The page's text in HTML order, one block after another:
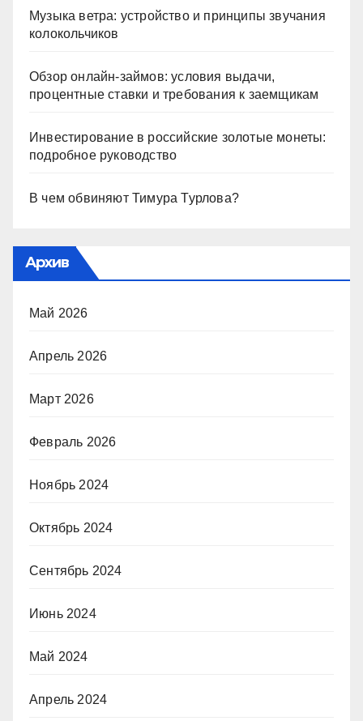
Музыка ветра: устройство и принципы звучания
колокольчиков
Обзор онлайн-займов: условия выдачи,
процентные ставки и требования к заемщикам
Инвестирование в российские золотые монеты:
подробное руководство
В чем обвиняют Тимура Турлова?
Архив
Май 2026
Апрель 2026
Март 2026
Февраль 2026
Ноябрь 2024
Октябрь 2024
Сентябрь 2024
Июнь 2024
Май 2024
Апрель 2024